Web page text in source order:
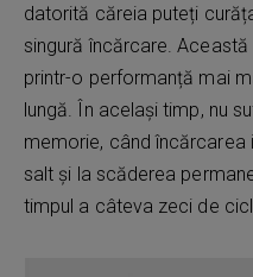
datorită căreia puteți
singură încărcare.
printr-o performanță mai
lungă. În același timp, nu
memorie, când
salt și la scăderea
timpul a câteva zeci de